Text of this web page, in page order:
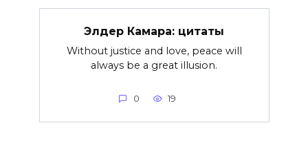
Элдер Камара: цитаты
Without justice and love, peace will
always be a great illusion.
0 19